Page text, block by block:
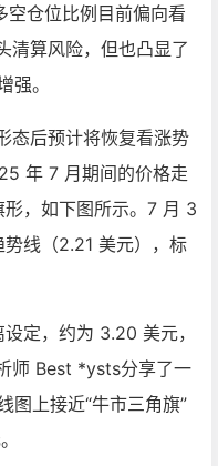
空仓位比例目前偏向看
清算风险，但也凸显了
强。
态后预计将恢复看涨势
年 7 月期间的价格走
，如下图所示。7 月 3
线（2.21 美元），标
定，约为 3.20 美元，
师 Best *ysts分享了一
图上接近“牛市三角旗”